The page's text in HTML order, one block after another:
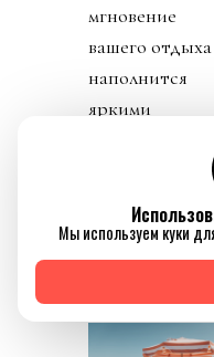
мгновение
вашего отдыха
наполнится
яркими
раскрыть свою
самую
прекрасную
Мы используем куки